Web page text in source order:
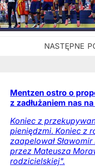
Mentzen ostro o
z zadłużaniem nas
Koniec z
pieniędzmi. Koniec z
zaapelował
przez Mateusza
rodzicielskiej".